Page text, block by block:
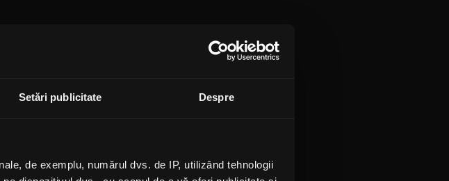
Setări publicitate Despre
de exemplu, numărul dvs. de IP, utilizând tehnologii